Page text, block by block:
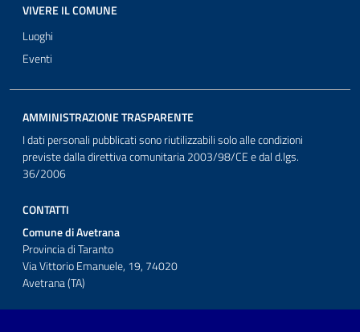
VIVERE IL COMUNE
Luoghi
Eventi
AMMINISTRAZIONE TRASPARENTE
I dati personali pubblicati sono riutilizzabili solo alle condizioni
previste dalla direttiva comunitaria 2003/98/CE e dal d.lgs.
36/2006
CONTATTI
Comune di Avetrana
Provincia di Taranto
Via Vittorio Emanuele, 19, 74020
Avetrana (TA)